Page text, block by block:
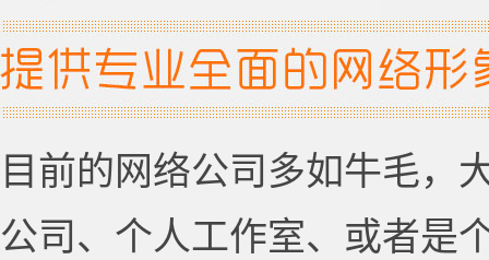
目前的网络公司多如牛毛，
公司、个人工作室、或者是